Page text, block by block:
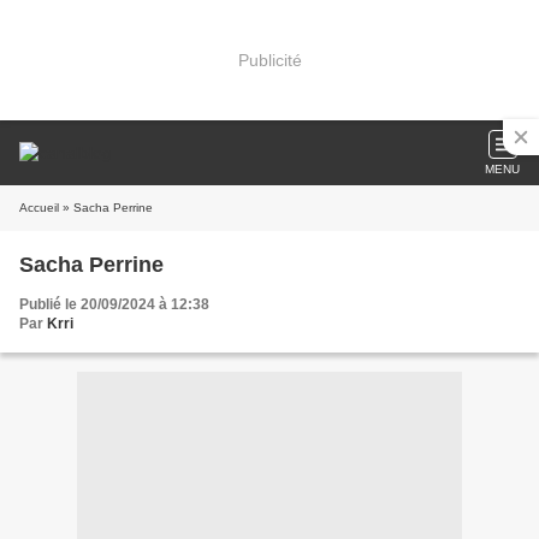
Publicité
MENU
Accueil » Sacha Perrine
Sacha Perrine
Publié le 20/09/2024 à 12:38
Par Krri